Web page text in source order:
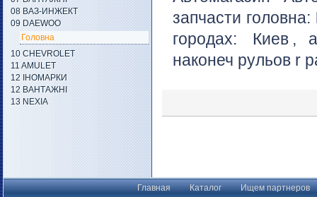
запчасти головна:
городах:
Киев , а
наконеч рульов r
08 ВАЗ-ИНЖЕКТ
09 DAEWOO
Головна
10 CHEVROLET
11 AMULET
12 ІНОМАРКИ
12 ВАНТАЖНІ
13 NEXIA
Главная Каталог Ищем партнеров